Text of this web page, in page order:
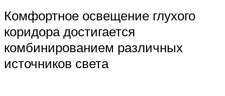
Комфортное освещение глухого
коридора достигается
комбинированием различных
источников света